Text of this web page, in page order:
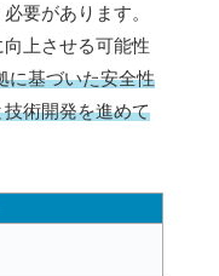
要があります。
上させる可能性
に基づいた安全性
術開発を進めて